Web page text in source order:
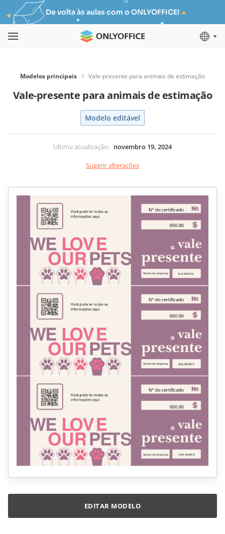
De volta às aulas com o ONLYOFFICE!
Modelos principais Vale-presente para animais de estimação
Vale-presente para animais de estimação
Modelo editável
Última atualização: novembro 19, 2024
Sugerir alterações
EDITAR MODELO